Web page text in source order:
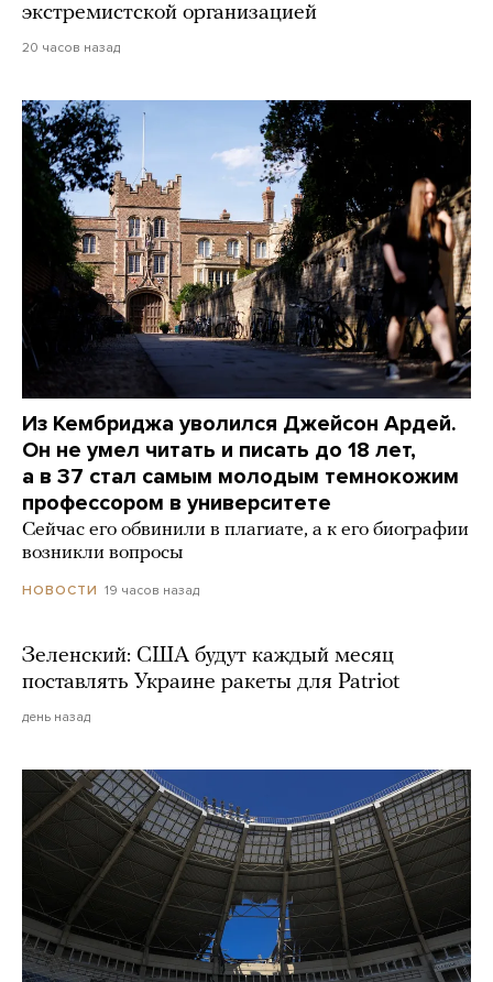
экстремистской организацией
20 часов назад
Из Кембриджа уволился Джейсон Ардей.
Он не умел читать и писать до 18 лет,
а в 37 стал самым молодым темнокожим
профессором в университете
Сейчас его обвинили в плагиате, а к его биографии
возникли вопросы
НОВОСТИ 19 часов назад
Зеленский: США будут каждый месяц
поставлять Украине ракеты для Patriot
день назад